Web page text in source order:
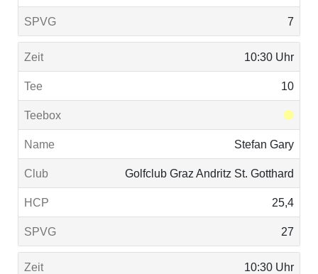
7
10:30 Uhr
10
Stefan Gary
Golfclub Graz Andritz St. Gotthard
25,4
27
10:30 Uhr